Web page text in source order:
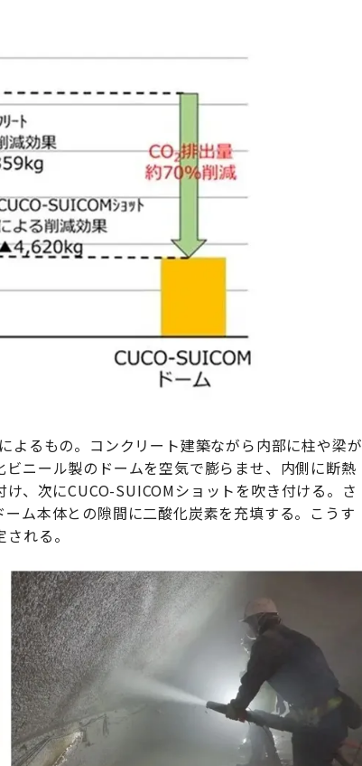
よるもの。コンクリート建築ながら内部に柱や梁が
ニール製のドームを空気で膨らませ、内側に断熱
、次にCUCO-SUICOMショットを吹き付ける。さ
ム本体との隙間に二酸化炭素を充填する。こうす
れる。